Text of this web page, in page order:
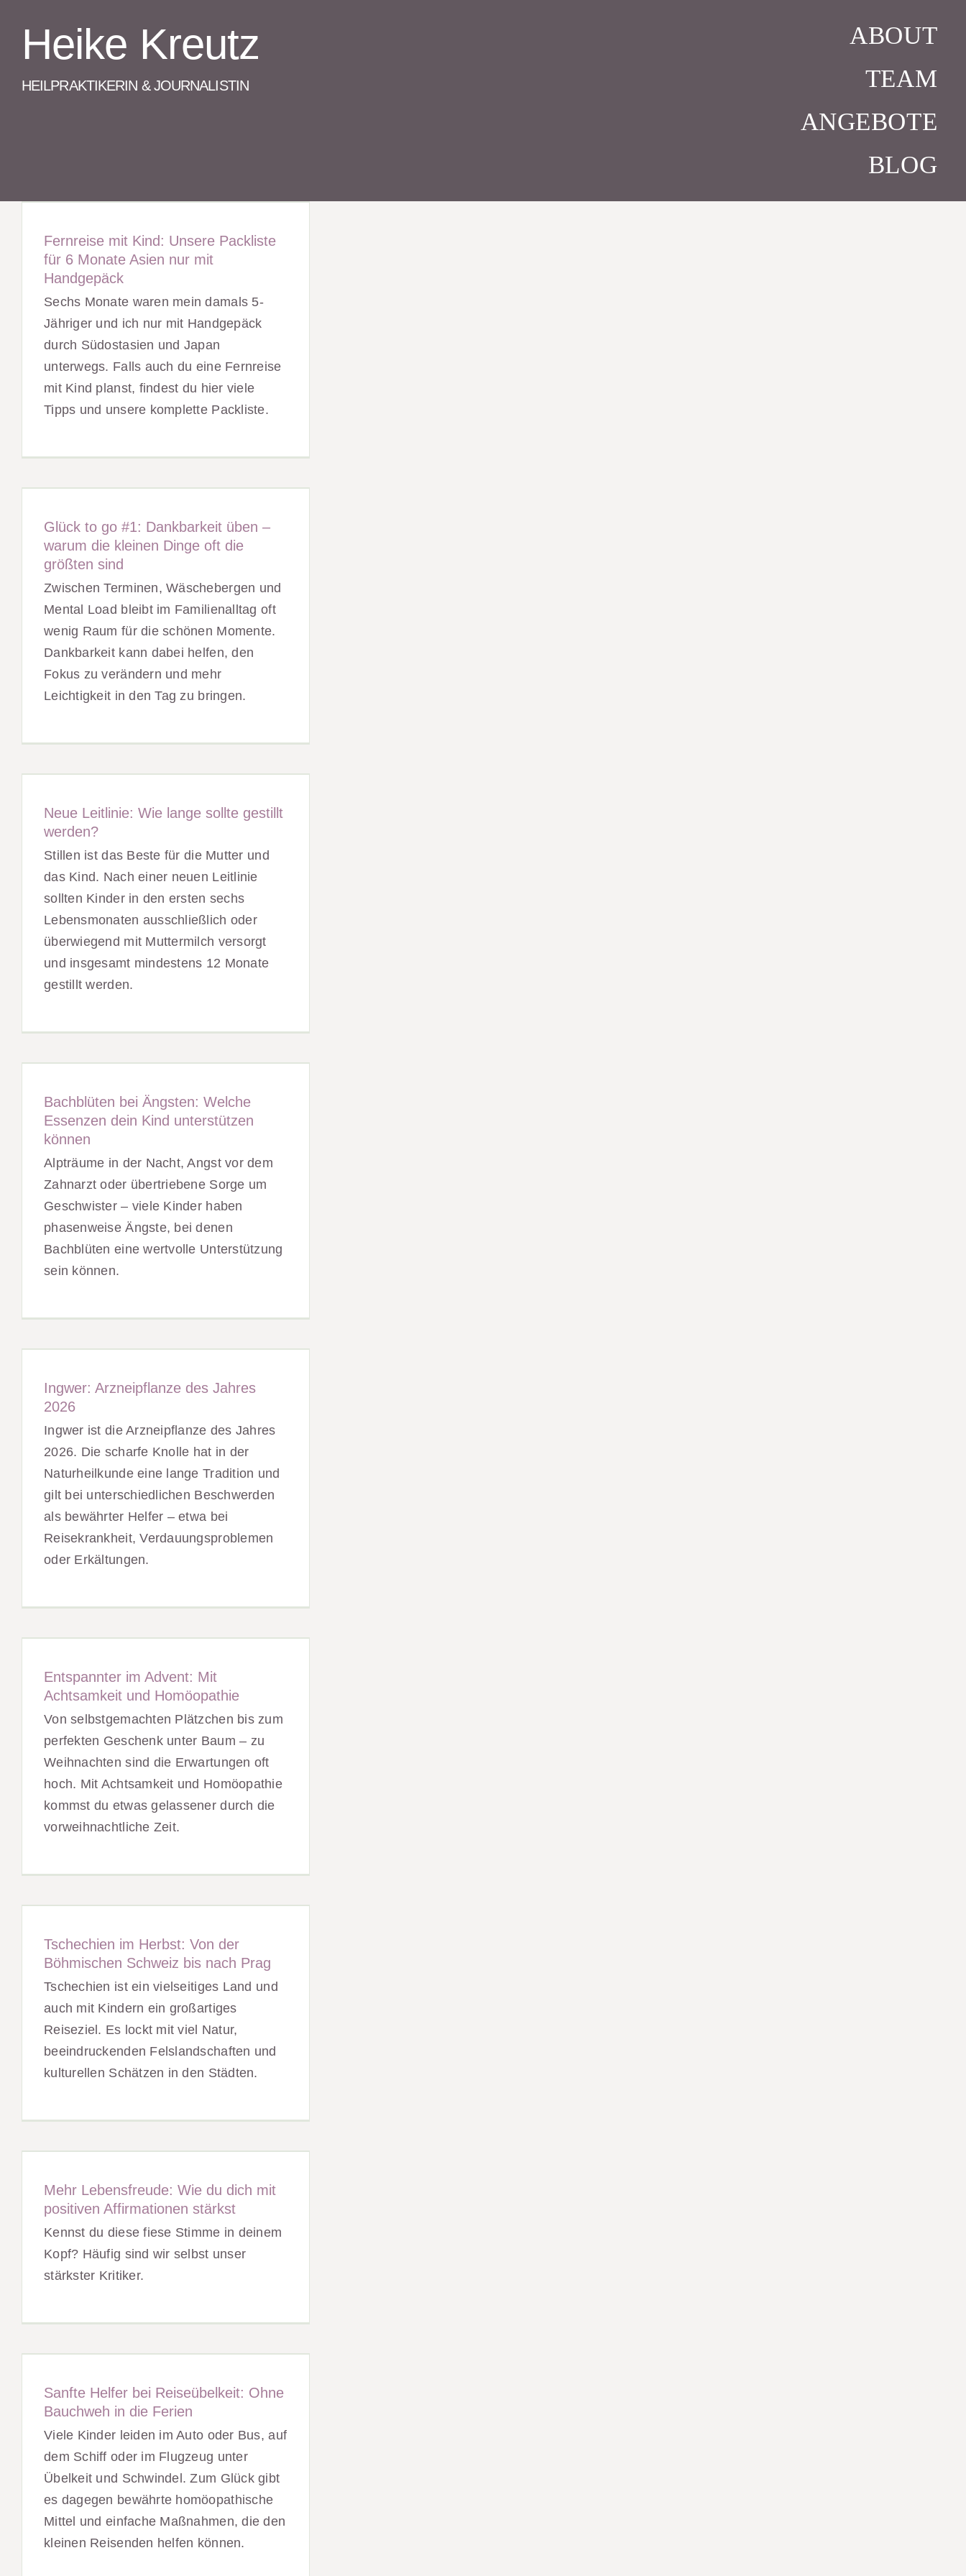
InhaltHeike Kreutz
HEILPRAKTIKERIN & JOURNALISTIN
ABOUT
TEAM
ANGEBOTE
BLOG
Fernreise mit Kind: Unsere Packliste
für 6 Monate Asien nur mit
Handgepäck
Sechs Monate waren mein damals 5-
Jähriger und ich nur mit Handgepäck
durch Südostasien und Japan
unterwegs. Falls auch du eine Fernreise
mit Kind planst, findest du hier viele
Tipps und unsere komplette Packliste.
Glück to go #1: Dankbarkeit üben –
warum die kleinen Dinge oft die
größten sind
Zwischen Terminen, Wäschebergen und
Mental Load bleibt im Familienalltag oft
wenig Raum für die schönen Momente.
Dankbarkeit kann dabei helfen, den
Fokus zu verändern und mehr
Leichtigkeit in den Tag zu bringen.
Neue Leitlinie: Wie lange sollte gestillt
werden?
Stillen ist das Beste für die Mutter und
das Kind. Nach einer neuen Leitlinie
sollten Kinder in den ersten sechs
Lebensmonaten ausschließlich oder
überwiegend mit Muttermilch versorgt
und insgesamt mindestens 12 Monate
gestillt werden.
Bachblüten bei Ängsten: Welche
Essenzen dein Kind unterstützen
können
Alpträume in der Nacht, Angst vor dem
Zahnarzt oder übertriebene Sorge um
Geschwister – viele Kinder haben
phasenweise Ängste, bei denen
Bachblüten eine wertvolle Unterstützung
sein können.
Ingwer: Arzneipflanze des Jahres
2026
Ingwer ist die Arzneipflanze des Jahres
2026. Die scharfe Knolle hat in der
Naturheilkunde eine lange Tradition und
gilt bei unterschiedlichen Beschwerden
als bewährter Helfer – etwa bei
Reisekrankheit, Verdauungsproblemen
oder Erkältungen.
Entspannter im Advent: Mit
Achtsamkeit und Homöopathie
Von selbstgemachten Plätzchen bis zum
perfekten Geschenk unter Baum – zu
Weihnachten sind die Erwartungen oft
hoch. Mit Achtsamkeit und Homöopathie
kommst du etwas gelassener durch die
vorweihnachtliche Zeit.
Tschechien im Herbst: Von der
Böhmischen Schweiz bis nach Prag
Tschechien ist ein vielseitiges Land und
auch mit Kindern ein großartiges
Reiseziel. Es lockt mit viel Natur,
beeindruckenden Felslandschaften und
kulturellen Schätzen in den Städten.
Mehr Lebensfreude: Wie du dich mit
positiven Affirmationen stärkst
Kennst du diese fiese Stimme in deinem
Kopf? Häufig sind wir selbst unser
stärkster Kritiker.
Sanfte Helfer bei Reiseübelkeit: Ohne
Bauchweh in die Ferien
Viele Kinder leiden im Auto oder Bus, auf
dem Schiff oder im Flugzeug unter
Übelkeit und Schwindel. Zum Glück gibt
es dagegen bewährte homöopathische
Mittel und einfache Maßnahmen, die den
kleinen Reisenden helfen können.